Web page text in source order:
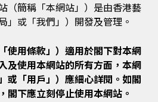
（簡稱「本網站」）是由香港藝
」或「我們」）開發及管理。
使用條款」）適用於閣下對本網
及使用本網站的所有方面，本網
或「用戶」）應細心詳閱。如閣
閣下應立刻停止使用本網站。